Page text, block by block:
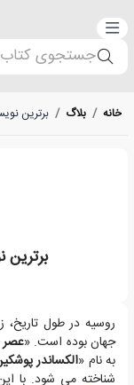
دسته‌بندی
جستجوی
خانه / بلاگ / برترین
برترین
نویسندگان پرتعدادی
روسیه در طول تاریخ،
جهان بوده است. «عصر
به نام «الکساندر
شناخته می شود. با